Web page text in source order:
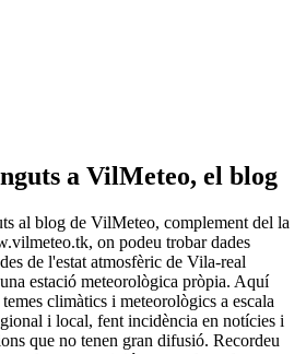
a VilMeteo, el blog
al blog de VilMeteo, complement del la
on podeu trobar dades
de l'estat atmosfèric de Vila-real
estació meteorològica pròpia. Aquí
climàtics i meteorològics a escala
i local, fent incidència en notícies i
que no tenen gran difusió. Recordeu